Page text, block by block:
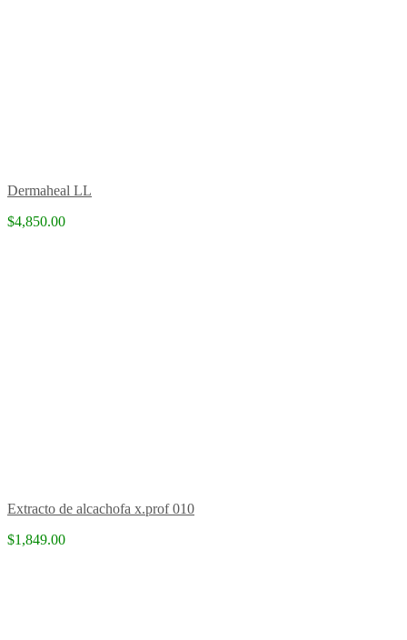
Dermaheal LL
$4,850.00
Extracto de alcachofa x.prof 010
$1,849.00